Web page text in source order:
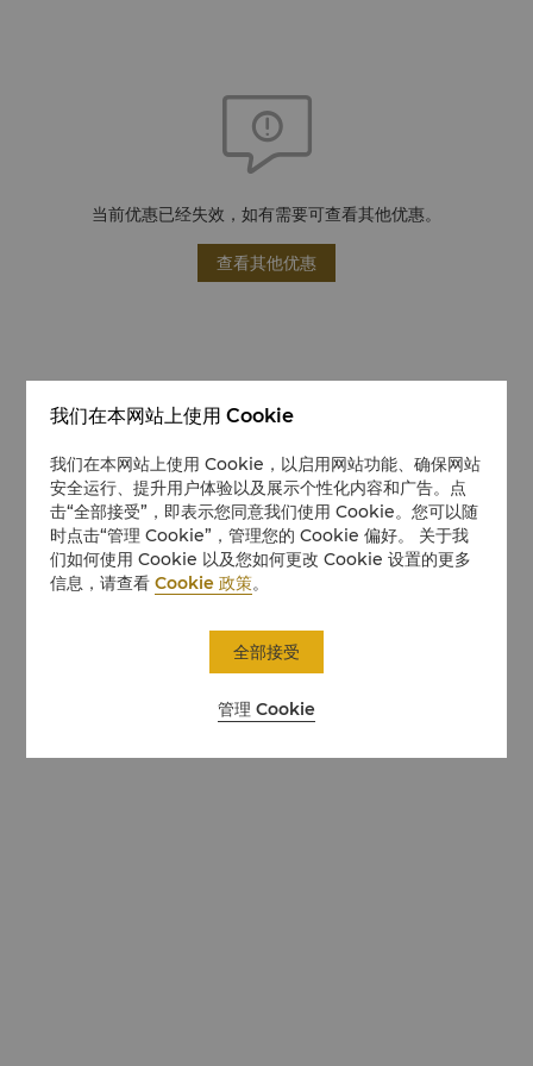
当前优惠已经失效，如有需要可查看其他优惠。
查看其他优惠
我们在本网站上使用 Cookie
我们在本网站上使用 Cookie，以启用网站功能、确保网站
安全运行、提升用户体验以及展示个性化内容和广告。点
击“全部接受”，即表示您同意我们使用 Cookie。您可以随
时点击“管理 Cookie”，管理您的 Cookie 偏好。 关于我
们如何使用 Cookie 以及您如何更改 Cookie 设置的更多
信息，请查看Cookie 政策。
管理 Cookie
全部接受